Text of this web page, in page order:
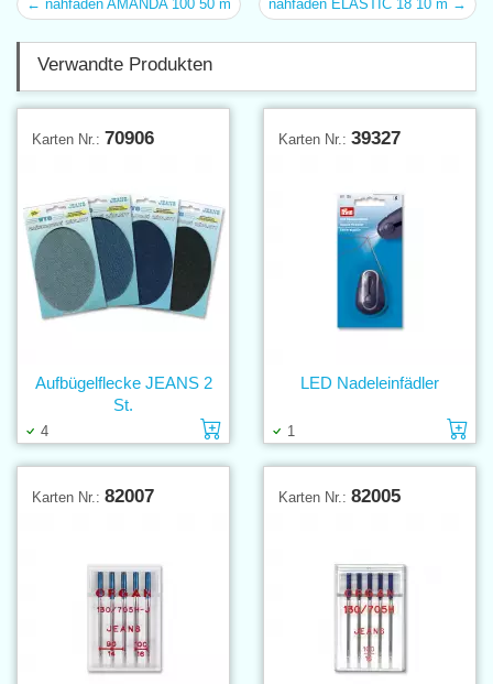
← nähfaden AMANDA 100 50 m nähfaden ELASTIC 18 10 m →
Verwandte Produkten
Karten Nr.: 70906
4 Einlage in den Warenkorb
Aufbügelflecke JEANS 2
St.
Karten Nr.: 39327
1
LED Nadeleinfädler
Karten Nr.: 82007 Karten Nr.: 82005